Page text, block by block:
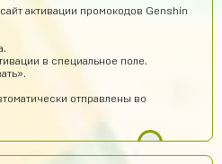
активации промокодов Genshin
в специальное поле.
отправлены во
МЕНЯ ТО ЭТО НЕ БОТ
правильный эмаил но за аккаунт
7 часов назад